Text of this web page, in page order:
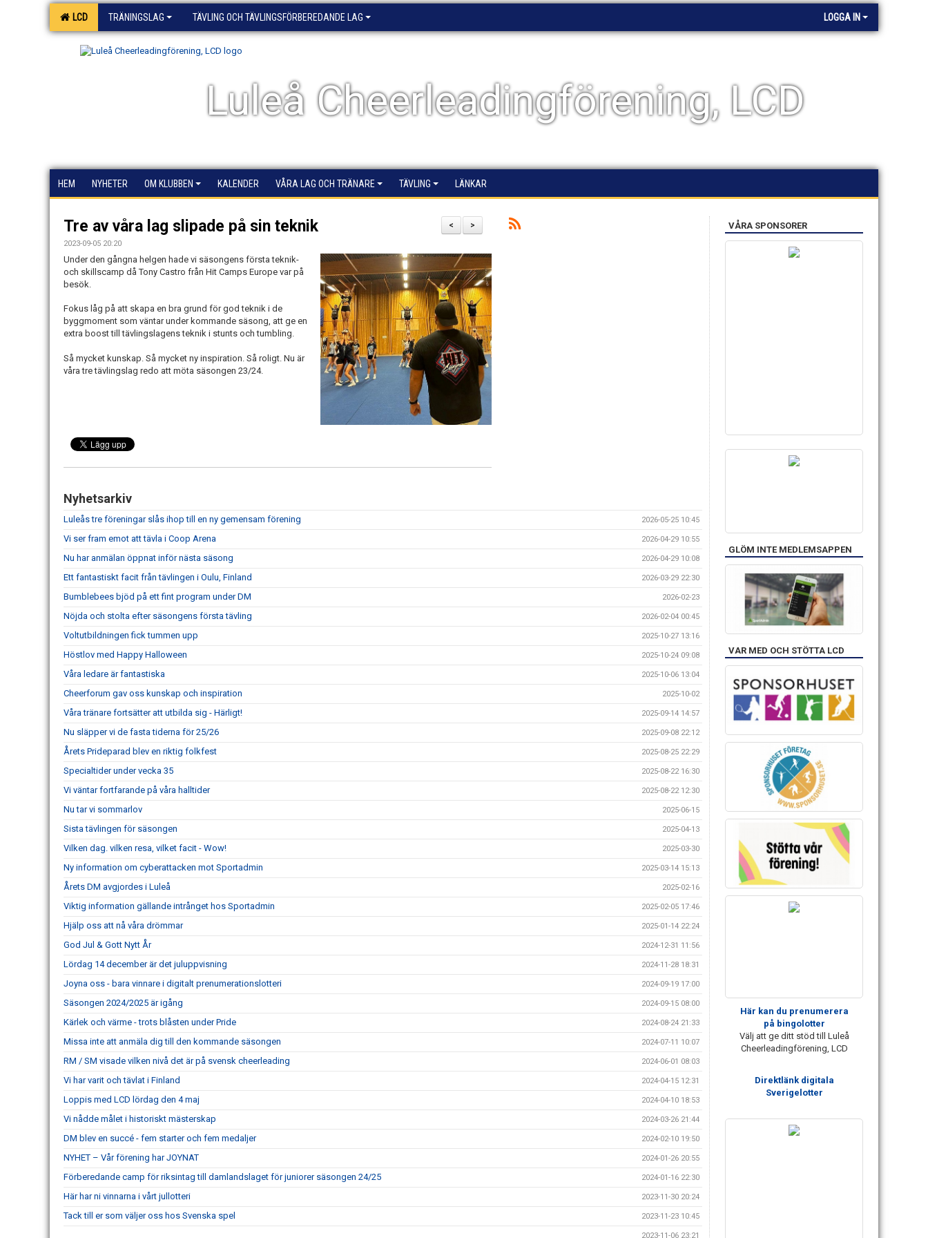
LCD TRÄNINGSLAG TÄVLING OCH TÄVLINGSFÖRBEREDANDE LAG LOGGA IN
Luleå Cheerleadingförening, LCD
HEM NYHETER OM KLUBBEN KALENDER VÅRA LAG OCH TRÄNARE TÄVLING LÄNKAR
>
<
Tre av våra lag slipade på sin teknik
2023-09-05 20:20
Under den gångna helgen hade vi säsongens första teknik-
och skillscamp då Tony Castro från Hit Camps Europe var på
besök.
Fokus låg på att skapa en bra grund för god teknik i de
byggmoment som väntar under kommande säsong, att ge en
extra boost till tävlingslagens teknik i stunts och tumbling.
Så mycket kunskap. Så mycket ny inspiration. Så roligt. Nu är
våra tre tävlingslag redo att möta säsongen 23/24.
Nyhetsarkiv
Luleås tre föreningar slås ihop till en ny gemensam förening 2026-05-25 10:45
Vi ser fram emot att tävla i Coop Arena 2026-04-29 10:55
Nu har anmälan öppnat inför nästa säsong 2026-04-29 10:08
Ett fantastiskt facit från tävlingen i Oulu, Finland 2026-03-29 22:30
Bumblebees bjöd på ett fint program under DM 2026-02-23
Nöjda och stolta efter säsongens första tävling 2026-02-04 00:45
Voltutbildningen fick tummen upp 2025-10-27 13:16
Höstlov med Happy Halloween 2025-10-24 09:08
Våra ledare är fantastiska 2025-10-06 13:04
Cheerforum gav oss kunskap och inspiration 2025-10-02
Våra tränare fortsätter att utbilda sig - Härligt! 2025-09-14 14:57
Nu släpper vi de fasta tiderna för 25/26 2025-09-08 22:12
Årets Prideparad blev en riktig folkfest 2025-08-25 22:29
Specialtider under vecka 35 2025-08-22 16:30
Vi väntar fortfarande på våra halltider 2025-08-22 12:30
Nu tar vi sommarlov 2025-06-15
Sista tävlingen för säsongen 2025-04-13
Vilken dag. vilken resa, vilket facit - Wow! 2025-03-30
Ny information om cyberattacken mot Sportadmin 2025-03-14 15:13
Årets DM avgjordes i Luleå 2025-02-16
Viktig information gällande intrånget hos Sportadmin 2025-02-05 17:46
Hjälp oss att nå våra drömmar 2025-01-14 22:24
God Jul & Gott Nytt År 2024-12-31 11:56
Lördag 14 december är det juluppvisning 2024-11-28 18:31
Joyna oss - bara vinnare i digitalt prenumerationslotteri 2024-09-19 17:00
Säsongen 2024/2025 är igång 2024-09-15 08:00
Kärlek och värme - trots blåsten under Pride 2024-08-24 21:33
Missa inte att anmäla dig till den kommande säsongen 2024-07-11 10:07
RM / SM visade vilken nivå det är på svensk cheerleading 2024-06-01 08:03
Vi har varit och tävlat i Finland 2024-04-15 12:31
Loppis med LCD lördag den 4 maj 2024-04-10 18:53
Vi nådde målet i historiskt mästerskap 2024-03-26 21:44
DM blev en succé - fem starter och fem medaljer 2024-02-10 19:50
NYHET – Vår förening har JOYNAT 2024-01-26 20:55
Förberedande camp för riksintag till damlandslaget för juniorer säsongen 24/25 2024-01-16 22:30
Här har ni vinnarna i vårt jullotteri 2023-11-30 20:24
Tack till er som väljer oss hos Svenska spel 2023-11-23 10:45
2023-11-06 23:21
VÅRA SPONSORER
GLÖM INTE MEDLEMSAPPEN
VAR MED OCH STÖTTA LCD
Här kan du prenumerera
på bingolotter
Välj att ge ditt stöd till Luleå
Cheerleadingförening, LCD
Direktlänk digitala
Sverigelotter